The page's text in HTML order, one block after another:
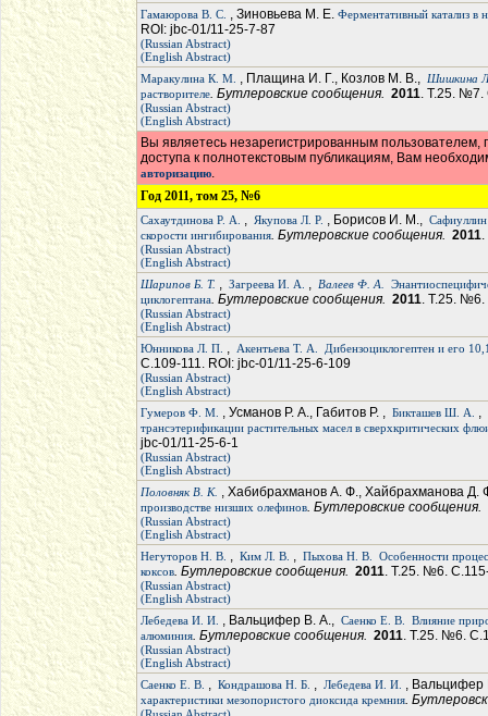
Гамаюрова В. С. , Зиновьева М. Е. Ферментативный катализ в
ROI: jbc-01/11-25-7-87
(Russian Abstract)
(English Abstract)
Маракулина К. М. , Плащина И. Г., Козлов М. В., Шишкина
растворителе. Бутлеровские сообщения. 2011. Т.25. №7.
(Russian Abstract)
(English Abstract)
Вы являетесь незарегистрированным
доступа к полнотекстовым публикациям, Вам
авторизацию.
Год 2011, том 25, №6
Сахаутдинова Р. А. , Якупова Л. Р. , Борисов И. М.,
скорости ингибирования. Бутлеровские сообщения. 2011
(Russian Abstract)
(English Abstract)
Шарипов Б. Т. , Загреева И. А. , Валеев Ф. А.
циклогептана. Бутлеровские сообщения. 2011. Т.25. №6.
(Russian Abstract)
(English Abstract)
Юнникова Л. П. , Акентьева Т. А. Дибензоциклогептен и его
С.109-111. ROI: jbc-01/11-25-6-109
(Russian Abstract)
(English Abstract)
Гумеров Ф. М. , Усманов Р. А., Габитов Р. , Бикташев Ш. А. ,
трансэтерификации растительных масел в сверхкритических
jbc-01/11-25-6-1
(Russian Abstract)
(English Abstract)
Половняк В. К. , Хабибрахманов А. Ф., Хайбрахманова Д.
производстве низших олефинов. Бутлеровские сообщения.
(Russian Abstract)
(English Abstract)
Негуторов Н. В. , Ким Л. В. , Пыхова Н. В.
Особенности
коксов. Бутлеровские сообщения. 2011. Т.25. №6.
(Russian Abstract)
(English Abstract)
Лебедева И. И. , Вальцифер В. А., Саенко Е. В.
Влияние
алюминия. Бутлеровские сообщения. 2011. Т.25. №6.
(Russian Abstract)
(English Abstract)
Саенко Е. В. , Кондрашова Н. Б. , Лебедева И. И. ,
характеристики мезопористого диоксида кремния.